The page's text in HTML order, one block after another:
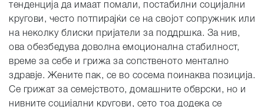
тенденција да имаат помали, постабилни социјални
кругови, често потпирајќи се на својот сопружник или
на неколку блиски пријатели за поддршка. За нив,
ова обезбедува доволна емоционална стабилност,
време за себе и грижа за сопственото ментално
здравје. Жените пак, се во сосема поинаква позиција.
Се грижат за семејството, домашните обврски, но и
нивните социјални кругови, сето тоа додека се